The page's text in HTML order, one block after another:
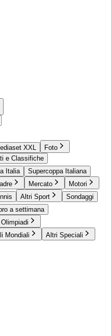
XXL
Foto
e Classifiche
Italia
Supercoppa Italiana
Mercato
Motori
Altri Sport
Sondaggi
a settimana
Mondiali Altri Speciali